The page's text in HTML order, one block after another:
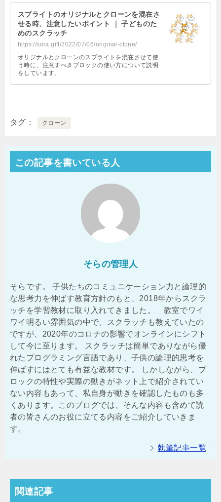
スプライトのオリジナルとクローンを混在さ
せる時、注意したいポイント ｜ 子どものた
めのスクラッチ
https://sora.gift/2022/07/06/original-clone/
オリジナルとクローンのスプライトを混在させて使
う時に、注意すべきブロックの使い方について説明
をしています。
タグ クローン
この記事を書いている人
そらの管理人
そらです。 子供たちのコミュニケーション力と論理的
な思考力を伸ばす教育方針のもと、2018年からスクラ
ッチを学習教材に取り入れてきました。 教室でワイ
ワイ明るい雰囲気の中で、スクラッチも教えていたの
ですが、2020年のコロナの影響でオンラインにシフト
して今に至ります。 スクラッチは簡単でありながら優
れたプログラミング言語であり、子供の論理的思考を
伸ばすにはとても有益な教材です。 しかしながら、ブ
ロックの特性や実際の動きがネット上で紹介されてい
ない内容もあって、私自身が動きを確認したものも多
くあります。このブログでは、そんな内容も含めて読
者の皆さんのお役に立てる内容をご紹介していきま
す。
執筆記事一覧
関連記事